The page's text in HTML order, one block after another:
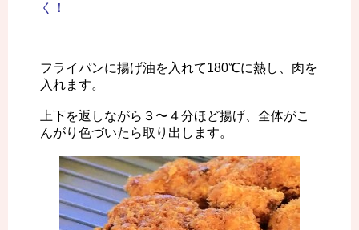
く！
フライパンに揚げ油を入れて180℃に熱し、肉を
入れます。
上下を返しながら３〜４分ほど揚げ、全体がこ
んがり色づいたら取り出します。